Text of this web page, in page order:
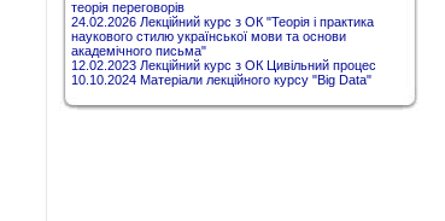
теорія переговорів
24.02.2026 Лекційний курс з ОК "Теорія і практика
наукового стилю української мови та основи
академічного письма"
12.02.2023 Лекційний курс з ОК Цивільний процес
10.10.2024 Матеріали лекційного курсу "Big Data"